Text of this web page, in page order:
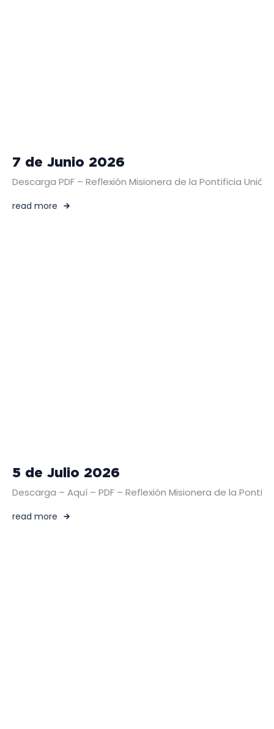
7 de Junio 2026
Descarga PDF – Reflexión Misionera de la Pontificia
read more
5 de Julio 2026
Descarga – Aquí – PDF – Reflexión Misionera de la
read more